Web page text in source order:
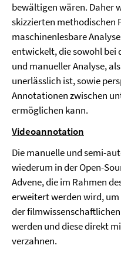
bewältigen wären. Daher
skizzierten methodischen
maschinenlesbare
entwickelt, die sowohl
und manueller Analyse,
unerlässlich ist, sowie
Annotationen zwischen
ermöglichen kann.
Videoannotation
Die manuelle und semi-
wiederum in der Open-
Advene, die im Rahmen
erweitert werden wird,
der
werden und diese direkt
verzahnen.